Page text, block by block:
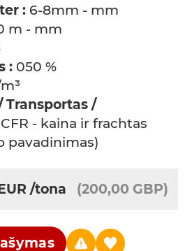
: 6-8mm - mm
m - mm
: 050 %
Transportas /
CFR - kaina ir frachtas
pavadinimas)
/tona (200,00 GBP)